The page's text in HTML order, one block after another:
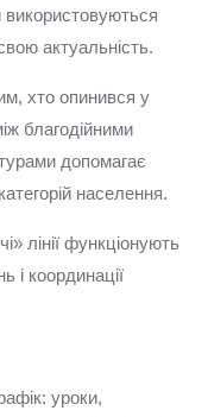
використовуються
актуальність.
хто опинився у
благодійними
допомагає
населення.
лінії функціонують
і координації
уроки,